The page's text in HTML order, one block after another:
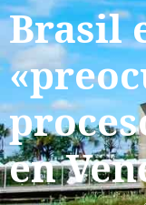
Brasil
en